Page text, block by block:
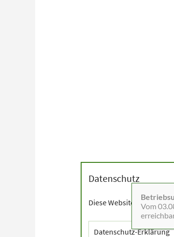
Vom
Datenschutz
Diese Website setzt
Datenschutz-Erklärung